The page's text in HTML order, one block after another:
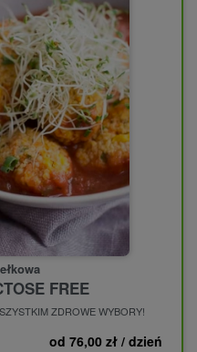
FREE
ZDROWE WYBORY!
od 76,00 zł / dzień